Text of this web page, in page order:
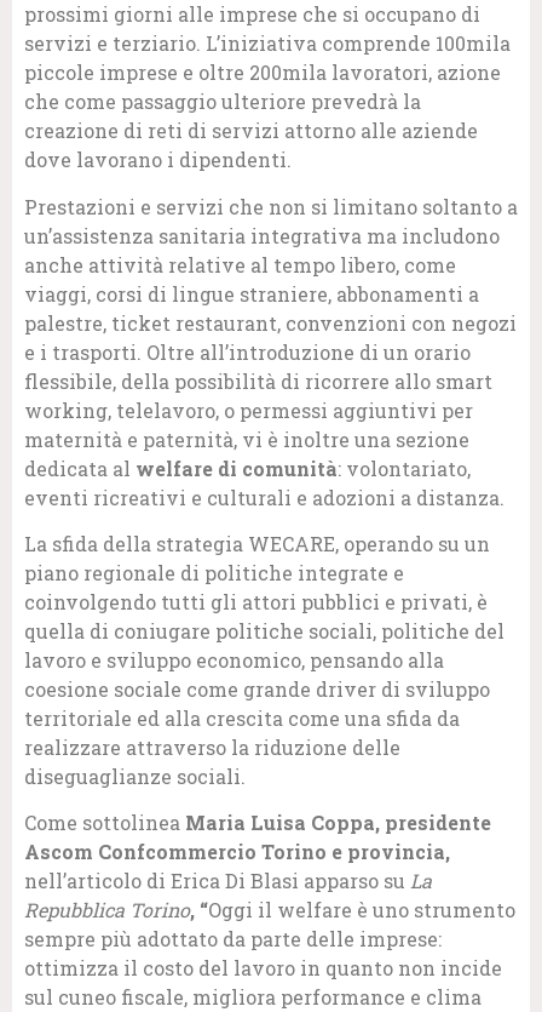
prossimi giorni alle imprese che si occupano di
servizi e terziario. L’iniziativa comprende 100mila
piccole imprese e oltre 200mila lavoratori, azione
che come passaggio ulteriore prevedrà la
creazione di reti di servizi attorno alle aziende
dove lavorano i dipendenti.
Prestazioni e servizi che non si limitano soltanto a
un’assistenza sanitaria integrativa ma includono
anche attività relative al tempo libero, come
viaggi, corsi di lingue straniere, abbonamenti a
palestre, ticket restaurant, convenzioni con negozi
e i trasporti. Oltre all’introduzione di un orario
flessibile, della possibilità di ricorrere allo smart
working, telelavoro, o permessi aggiuntivi per
maternità e paternità, vi è inoltre una sezione
dedicata al welfare di comunità: volontariato,
eventi ricreativi e culturali e adozioni a distanza.
La sfida della strategia WECARE, operando su un
piano regionale di politiche integrate e
coinvolgendo tutti gli attori pubblici e privati, è
quella di coniugare politiche sociali, politiche del
lavoro e sviluppo economico, pensando alla
coesione sociale come grande driver di sviluppo
territoriale ed alla crescita come una sfida da
realizzare attraverso la riduzione delle
diseguaglianze sociali.
Come sottolinea Maria Luisa Coppa, presidente
Ascom Confcommercio Torino e provincia,
nell’articolo di Erica Di Blasi apparso su La
Repubblica Torino, “Oggi il welfare è uno strumento
sempre più adottato da parte delle imprese:
ottimizza il costo del lavoro in quanto non incide
sul cuneo fiscale, migliora performance e clima